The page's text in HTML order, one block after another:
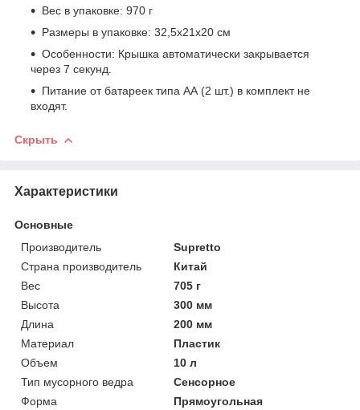
Вес в упаковке: 970 г
Размеры в упаковке: 32,5х21x20 см
Особенности: Крышка автоматически закрывается
через 7 секунд.
Питание от батареек типа АА (2 шт.) в комплект не
входят.
Скрыть
Характеристики
Основные
Производитель
Supretto
Страна производитель
Китай
Вес
705 г
Высота
300 мм
Длина
200 мм
Материал
Пластик
Объем
10 л
Тип мусорного ведра
Сенсорное
Форма
Прямоугольная